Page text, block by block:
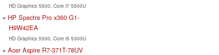
HD Graphics 5500, Core i7 5500U
HP Spectre Pro x360 G1-
H9W42EA
HD Graphics 5500, Core i5 5300U
Acer Aspire R7-371T-78UV